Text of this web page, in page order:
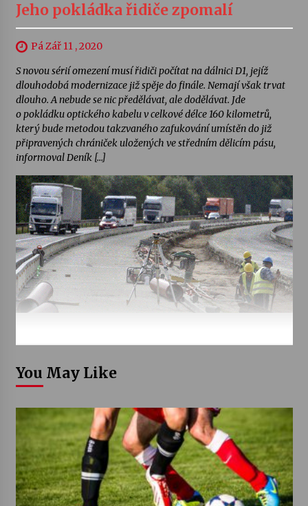
Jeho pokládka řidiče zpomalí
Pá Zář 11 , 2020
S novou sérií omezení musí řidiči počítat na dálnici D1, jejíž
dlouhodobá modernizace již spěje do finále. Nemají však trvat
dlouho. A nebude se nic předělávat, ale dodělávat. Jde
o pokládku optického kabelu v celkové délce 160 kilometrů,
který bude metodou takzvaného zafukování umístěn do již
připravených chrániček uložených ve středním dělicím pásu,
informoval Deník […]
You May Like